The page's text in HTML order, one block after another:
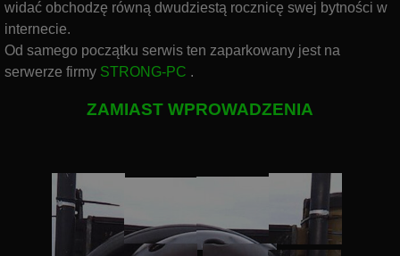
widać obchodzę równą dwudziestą rocznicę swej bytności w
internecie.
Od samego początku serwis ten zaparkowany jest na
serwerze firmy STRONG-PC .
ZAMIAST WPROWADZENIA